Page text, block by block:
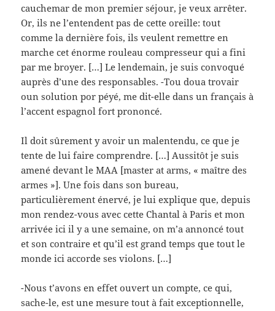
cauchemar de mon premier séjour, je veux arrêter.
Or, ils ne l’entendent pas de cette oreille: tout
comme la dernière fois, ils veulent remettre en
marche cet énorme rouleau compresseur qui a fini
par me broyer. […] Le lendemain, je suis convoqué
auprès d’une des responsables. -Tou doua trovair
oun solution por péyé, me dit-elle dans un français à
l’accent espagnol fort prononcé.
Il doit sûrement y avoir un malentendu, ce que je
tente de lui faire comprendre. […] Aussitôt je suis
amené devant le MAA [master at arms, « maître des
armes »]. Une fois dans son bureau,
particulièrement énervé, je lui explique que, depuis
mon rendez-vous avec cette Chantal à Paris et mon
arrivée ici il y a une semaine, on m’a annoncé tout
et son contraire et qu’il est grand temps que tout le
monde ici accorde ses violons. […]
-Nous t’avons en effet ouvert un compte, ce qui,
sache-le, est une mesure tout à fait exceptionnelle,